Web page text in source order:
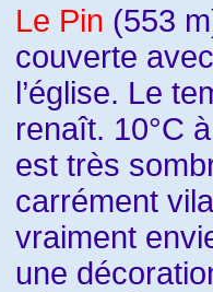
Le Pin (553
couverte
l’église. Le
renaît. 10°C
est très
carrément
vraiment
une